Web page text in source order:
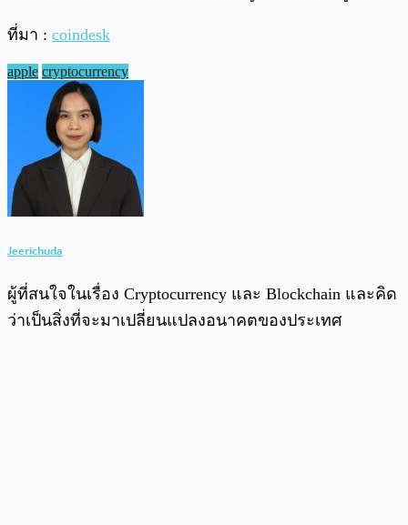
ที่มา : coindesk
apple cryptocurrency
Jeerichuda
ผู้ที่สนใจในเรื่อง Cryptocurrency และ Blockchain และคิด
ว่าเป็นสิ่งที่จะมาเปลี่ยนแปลงอนาคตของประเทศ